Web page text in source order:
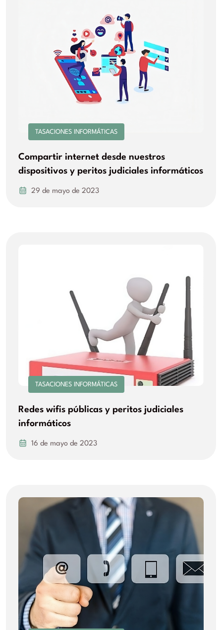
TASACIONES INFORMÁTICAS
Compartir internet desde nuestros
dispositivos y peritos judiciales informáticos
29 de mayo de 2023
TASACIONES INFORMÁTICAS
Redes wifis públicas y peritos judiciales
informáticos
16 de mayo de 2023